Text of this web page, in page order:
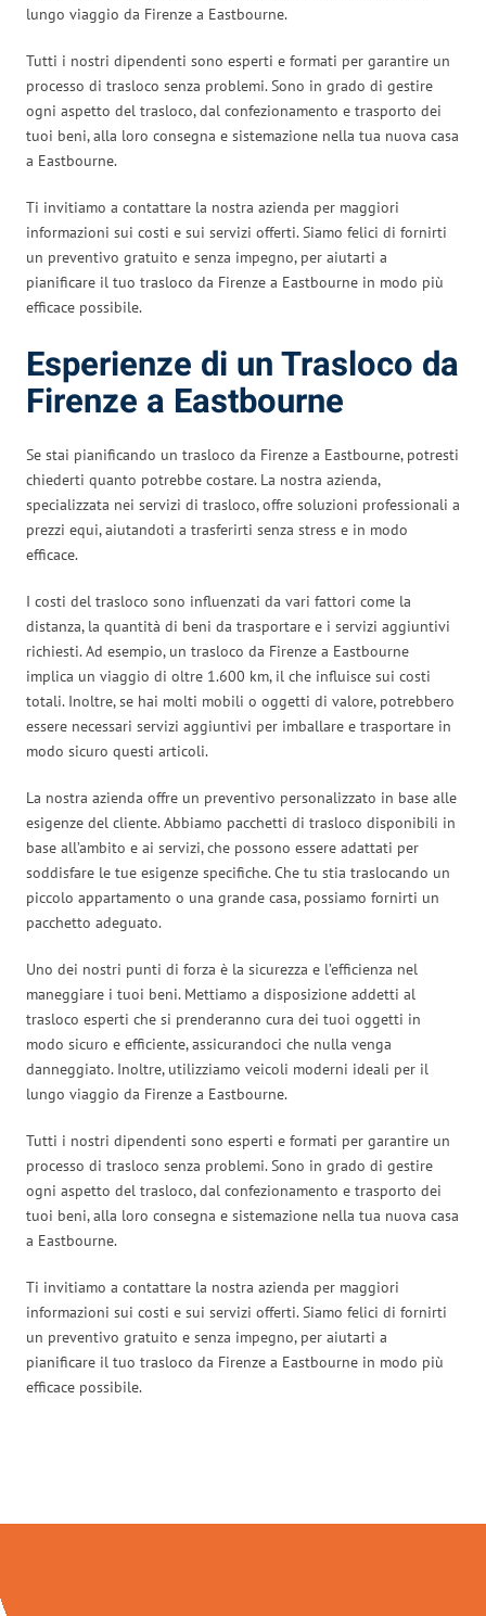
lungo viaggio da Firenze a Eastbourne.
Tutti i nostri dipendenti sono esperti e formati per garantire un
processo di trasloco senza problemi. Sono in grado di gestire
ogni aspetto del trasloco, dal confezionamento e trasporto dei
tuoi beni, alla loro consegna e sistemazione nella tua nuova casa
a Eastbourne.
Ti invitiamo a contattare la nostra azienda per maggiori
informazioni sui costi e sui servizi offerti. Siamo felici di fornirti
un preventivo gratuito e senza impegno, per aiutarti a
pianificare il tuo trasloco da Firenze a Eastbourne in modo più
efficace possibile.
Esperienze di un Trasloco da
Firenze a Eastbourne
Se stai pianificando un trasloco da Firenze a Eastbourne, potresti
chiederti quanto potrebbe costare. La nostra azienda,
specializzata nei servizi di trasloco, offre soluzioni professionali a
prezzi equi, aiutandoti a trasferirti senza stress e in modo
efficace.
I costi del trasloco sono influenzati da vari fattori come la
distanza, la quantità di beni da trasportare e i servizi aggiuntivi
richiesti. Ad esempio, un trasloco da Firenze a Eastbourne
implica un viaggio di oltre 1.600 km, il che influisce sui costi
totali. Inoltre, se hai molti mobili o oggetti di valore, potrebbero
essere necessari servizi aggiuntivi per imballare e trasportare in
modo sicuro questi articoli.
La nostra azienda offre un preventivo personalizzato in base alle
esigenze del cliente. Abbiamo pacchetti di trasloco disponibili in
base all’ambito e ai servizi, che possono essere adattati per
soddisfare le tue esigenze specifiche. Che tu stia traslocando un
piccolo appartamento o una grande casa, possiamo fornirti un
pacchetto adeguato.
Uno dei nostri punti di forza è la sicurezza e l’efficienza nel
maneggiare i tuoi beni. Mettiamo a disposizione addetti al
trasloco esperti che si prenderanno cura dei tuoi oggetti in
modo sicuro e efficiente, assicurandoci che nulla venga
danneggiato. Inoltre, utilizziamo veicoli moderni ideali per il
lungo viaggio da Firenze a Eastbourne.
Tutti i nostri dipendenti sono esperti e formati per garantire un
processo di trasloco senza problemi. Sono in grado di gestire
ogni aspetto del trasloco, dal confezionamento e trasporto dei
tuoi beni, alla loro consegna e sistemazione nella tua nuova casa
a Eastbourne.
Ti invitiamo a contattare la nostra azienda per maggiori
informazioni sui costi e sui servizi offerti. Siamo felici di fornirti
un preventivo gratuito e senza impegno, per aiutarti a
pianificare il tuo trasloco da Firenze a Eastbourne in modo più
efficace possibile.